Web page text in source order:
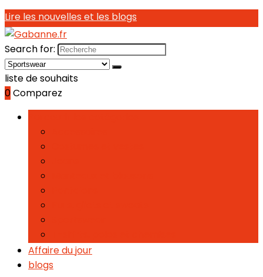
Lire les nouvelles et les blogs
Search for:
liste de souhaits
0Comparez
Affaire du jour
blogs